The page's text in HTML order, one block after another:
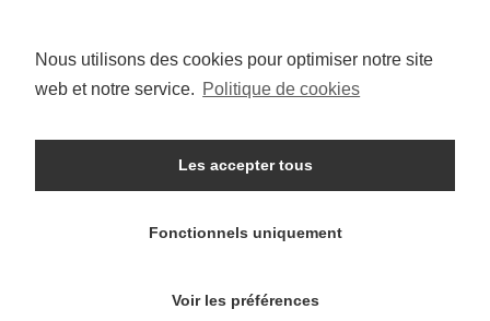
Nous utilisons des cookies pour optimiser notre site
web et notre service. Politique de cookies
Les accepter tous
Fonctionnels uniquement
Voir les préférences
I
n
s
g
a
P
i
n
r
s
SALÉ SUCRÉ